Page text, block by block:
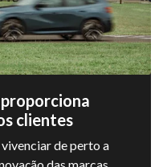
clientes
de perto a